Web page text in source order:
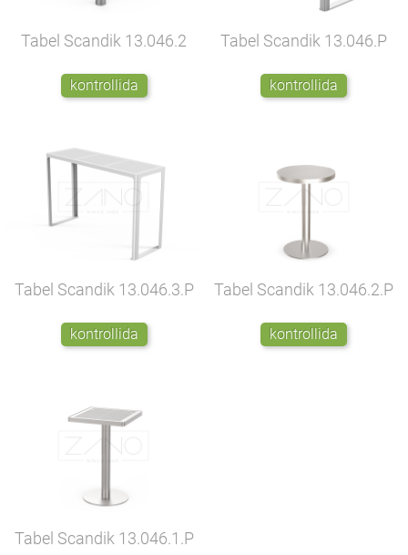
Tabel Scandik 13.046.2
kontrollida
Tabel Scandik 13.046.P
kontrollida
Tabel Scandik 13.046.3.P
kontrollida
Tabel Scandik 13.046.2.P
kontrollida
Tabel Scandik 13.046.1.P